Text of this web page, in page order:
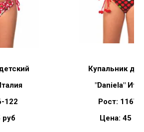
122
руб
Купальник
"Daniela"
Рост:
Цена: 45